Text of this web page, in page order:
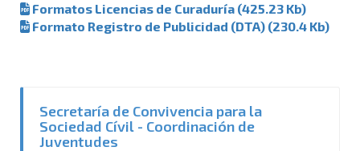
Formatos Licencias de Curaduría (425.23 Kb)
Formato Registro de Publicidad (DTA) (230.4 Kb)
Secretaría de Convivencia para la
Sociedad Cívil - Coordinación de
Juventudes